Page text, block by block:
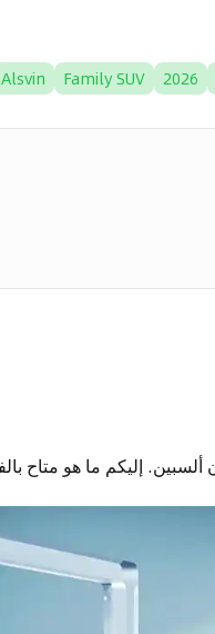
2026
Family SUV
Alsvin